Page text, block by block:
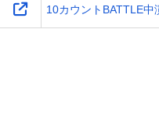
10カウントBATTLE中